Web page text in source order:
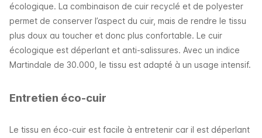
écologique. La combinaison de cuir recyclé et de polyester
permet de conserver l’aspect du cuir, mais de rendre le tissu
plus doux au toucher et donc plus confortable. Le cuir
écologique est déperlant et anti-salissures. Avec un indice
Martindale de 30.000, le tissu est adapté à un usage intensif.
Entretien éco-cuir
Le tissu en éco-cuir est facile à entretenir car il est déperlant